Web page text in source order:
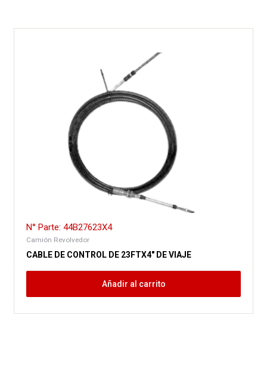
N° Parte: 44B27623X4
Camión Revolvedor
CABLE DE CONTROL DE 23FTX4″ DE VIAJE
Añadir al carrito